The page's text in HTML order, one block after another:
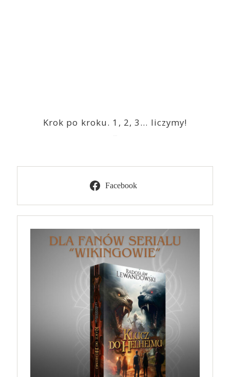
Krok po kroku. 1, 2, 3… liczymy!
Facebook